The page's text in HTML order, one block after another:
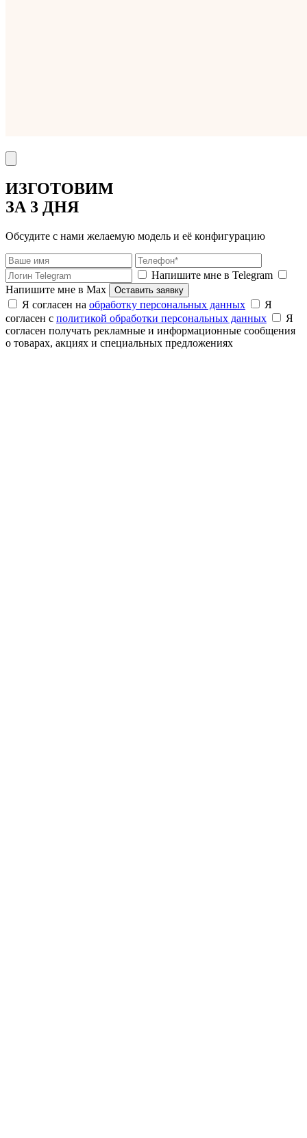
ИЗГОТОВИМ
ЗА 3 ДНЯ
Обсудите с нами желаемую модель и её конфигурацию
Напишите мне в Telegram
Напишите мне в Max
Оставить заявку
Я согласен на обработку персональных данных
Я
согласен с политикой обработки персональных данных
Я
согласен получать рекламные и информационные сообщения
о товарах, акциях и специальных предложениях